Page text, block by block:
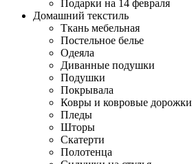
Подарки на 14 февраля
Домашний текстиль
Ткань мебельная
Постельное белье
Одеяла
Диванные подушки
Подушки
Покрывала
Ковры и ковровые дорожки
Пледы
Шторы
Скатерти
Полотенца